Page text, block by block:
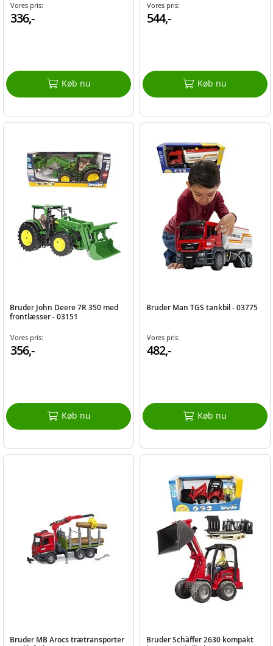
Vores pris:
336,-
Køb nu
Vores pris:
544,-
Køb nu
Bruder John Deere 7R 350 med
frontlæsser - 03151
Vores pris:
356,-
Køb nu
Bruder Man TGS tankbil - 03775
Vores pris:
482,-
Køb nu
Bruder MB Arocs trætransporter
Bruder Schäffer 2630 kompakt